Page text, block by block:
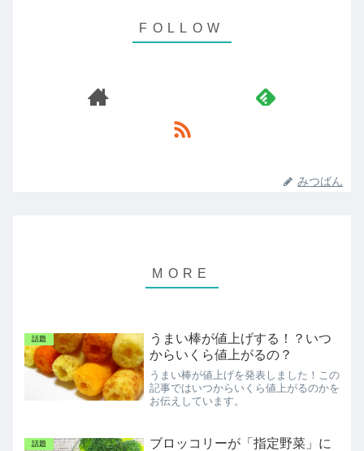
みつばん
話題
うまい棒が値上げする！？いつ
からいくら値上がるの？
うまい棒が値上げを発表しました！この
記事ではいつからいくら値上がるのかを
お伝えしています。
話題
ブロッコリーが「指定野菜」に